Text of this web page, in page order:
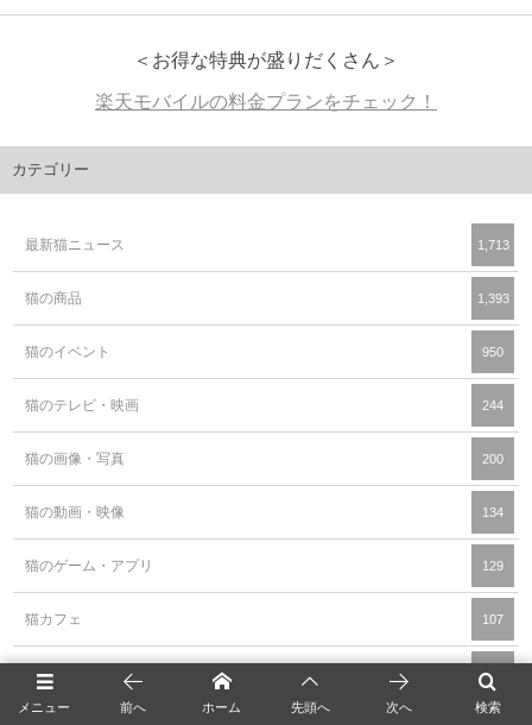
＜お得な特典が盛りだくさん＞
楽天モバイルの料金プランをチェック！
カテゴリー
最新猫ニュース 1,713
猫の商品 1,393
猫のイベント 950
猫のテレビ・映画 244
猫の画像・写真 200
猫の動画・映像 134
猫のゲーム・アプリ 129
猫カフェ 107
猫の調査データ 41
メニュー 検索
前へ ホーム 先頭へ 次へ